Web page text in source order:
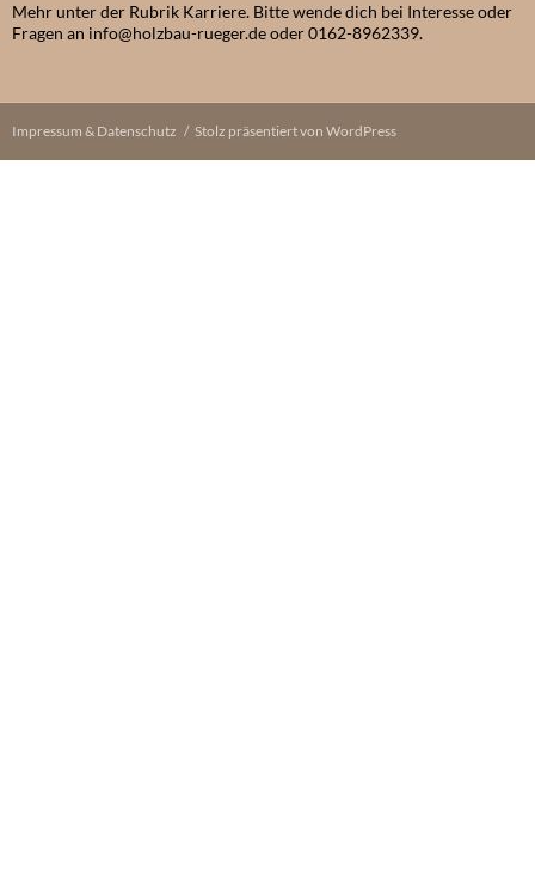
Mehr unter der Rubrik Karriere. Bitte wende dich bei Interesse oder
Fragen an info@holzbau-rueger.de oder 0162-8962339.
Impressum & Datenschutz Stolz präsentiert von WordPress